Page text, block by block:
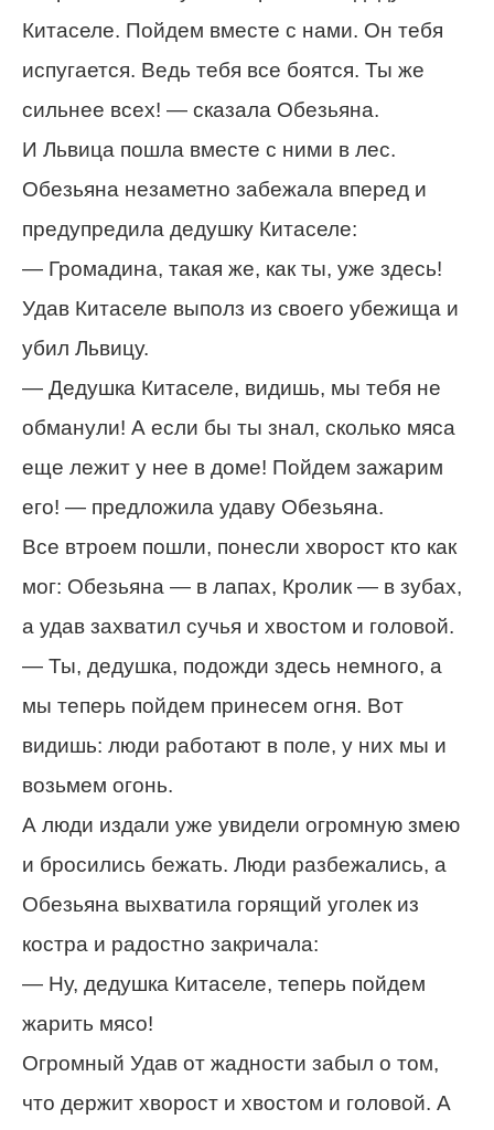
Китаселе. Пойдем вместе с нами. Он тебя
испугается. Ведь тебя все боятся. Ты же
сильнее всех! — сказала Обезьяна.
И Львица пошла вместе с ними в лес.
Обезьяна незаметно забежала вперед и
предупредила дедушку Китаселе:
— Громадина, такая же, как ты, уже здесь!
Удав Китаселе выполз из своего убежища и
убил Львицу.
— Дедушка Китаселе, видишь, мы тебя не
обманули! А если бы ты знал, сколько мяса
еще лежит у нее в доме! Пойдем зажарим
его! — предложила удаву Обезьяна.
Все втроем пошли, понесли хворост кто как
мог: Обезьяна — в лапах, Кролик — в зубах,
а удав захватил сучья и хвостом и головой.
— Ты, дедушка, подожди здесь немного, а
мы теперь пойдем принесем огня. Вот
видишь: люди работают в поле, у них мы и
возьмем огонь.
А люди издали уже увидели огромную змею
и бросились бежать. Люди разбежались, а
Обезьяна выхватила горящий уголек из
костра и радостно закричала:
— Ну, дедушка Китаселе, теперь пойдем
жарить мясо!
Огромный Удав от жадности забыл о том,
что держит хворост и хвостом и головой. А